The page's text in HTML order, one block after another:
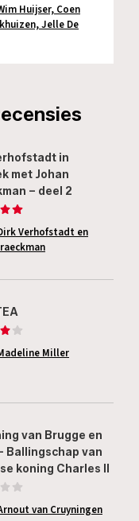
Huijser, Coen
Jelle De
in
met Johan
– deel 2
Verhofstadt en
Miller
van Brugge en
Ballingschap van
koning Charles II
van Cruyningen